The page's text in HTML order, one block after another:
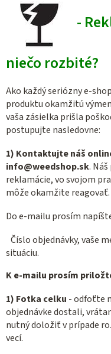
-
niečo rozbité?
Ako každý seriózny e-
produktu okamžitú
vaša zásielka prišla
postupujte nasledovne:
1) Kontaktujte náš
info@weedshop.sk.
reklamácie, vo svojom
môže okamžite reagovať.
Do e-mailu prosím
Číslo objednávky, vaše
situáciu.
K e-mailu prosím
1) Fotka celku - odfoťte
objednávke dostali,
nutný doložiť v prípade
vecí.